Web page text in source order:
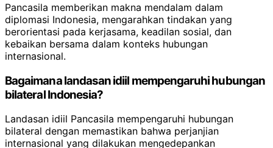
Pancasila memberikan makna mendalam dalam
diplomasi Indonesia, mengarahkan tindakan yang
berorientasi pada kerjasama, keadilan sosial, dan
kebaikan bersama dalam konteks hubungan
internasional.
Bagaimana landasan idiil mempengaruhi hubungan
bilateral Indonesia?
Landasan idiil Pancasila mempengaruhi hubungan
bilateral dengan memastikan bahwa perjanjian
internasional yang dilakukan mengedepankan